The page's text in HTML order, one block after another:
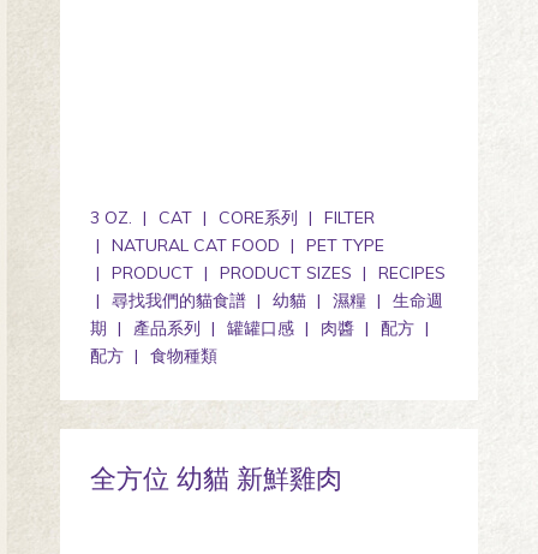
3 OZ. CAT CORE系列
FILTER
NATURAL CAT FOOD
PET TYPE
PRODUCT
PRODUCT SIZES
RECIPES
尋找我們的貓食譜
幼貓 濕糧
生命週
期
產品系列 罐罐口感 肉醬
配方
配方
食物種類
全方位 幼貓 新鮮雞肉